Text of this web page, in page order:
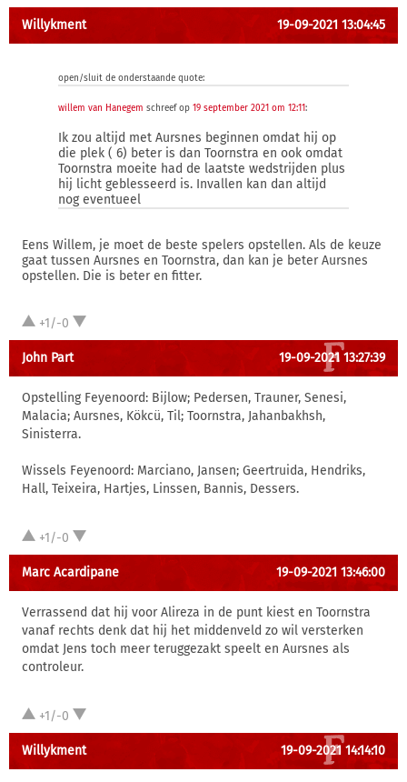
Willykment 19-09-2021 13:04:45
open/sluit de onderstaande quote:
willem van Hanegem schreef op 19 september 2021 om 12:11:
Ik zou altijd met Aursnes beginnen omdat hij op
die plek ( 6) beter is dan Toornstra en ook omdat
Toornstra moeite had de laatste wedstrijden plus
hij licht geblesseerd is. Invallen kan dan altijd
nog eventueel
Eens Willem, je moet de beste spelers opstellen. Als de keuze
gaat tussen Aursnes en Toornstra, dan kan je beter Aursnes
opstellen. Die is beter en fitter.
+1/-0
John Part 19-09-2021 13:27:39
Opstelling Feyenoord: Bijlow; Pedersen, Trauner, Senesi,
Malacia; Aursnes, Kökcü, Til; Toornstra, Jahanbakhsh,
Sinisterra.
Wissels Feyenoord: Marciano, Jansen; Geertruida, Hendriks,
Hall, Teixeira, Hartjes, Linssen, Bannis, Dessers.
+1/-0
Marc Acardipane 19-09-2021 13:46:00
Verrassend dat hij voor Alireza in de punt kiest en Toornstra
vanaf rechts denk dat hij het middenveld zo wil versterken
omdat Jens toch meer teruggezakt speelt en Aursnes als
controleur.
+1/-0
Willykment 19-09-2021 14:14:10